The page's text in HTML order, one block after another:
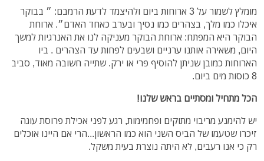
מומלץ לשמור על 3 ארוחות ביום ולהיצמד לדעת הרמבם: ״ בבוקר
איכלו כמו מלך, בצהרים כמו נסיך ובערב כאחד האדם״. ארוחת
הבוקר היא המפתח: ארוחת הבוקר מעניקה לנו את האנרגיות למשך
היום, משאירה אותנו ערניים ושבעים לפחות עד הצהרים . ביו
הארוחות כמובן שניתן להוסיף פרי או ירק. שתייה חשובה מאוד, סביב
8 כוסות מים ביום.
הכל מתחיל ומסתיים בראש שלנו!
יש להימנע מריבוי מתוקים ופחמימות, רגע לפני אכילת פרוסת עוגה
זיכרו שטעמו של הביס השני הוא כמו הראשון...הרי אם היינו אוכלים
רק כי אנו רעבים, לא היתה נוצרת בעית משקל.